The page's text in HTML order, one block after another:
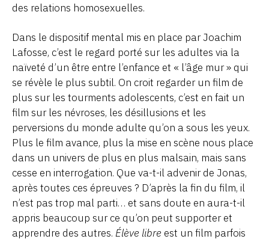
des relations homosexuelles.
Dans le dispositif mental mis en place par Joachim
Lafosse, c’est le regard porté sur les adultes via la
naïveté d’un être entre l’enfance et « l’âge mur » qui
se révèle le plus subtil. On croit regarder un film de
plus sur les tourments adolescents, c’est en fait un
film sur les névroses, les désillusions et les
perversions du monde adulte qu’on a sous les yeux.
Plus le film avance, plus la mise en scène nous place
dans un univers de plus en plus malsain, mais sans
cesse en interrogation. Que va-t-il advenir de Jonas,
après toutes ces épreuves ? D’après la fin du film, il
n’est pas trop mal parti… et sans doute en aura-t-il
appris beaucoup sur ce qu’on peut supporter et
apprendre des autres. Élève libre est un film parfois